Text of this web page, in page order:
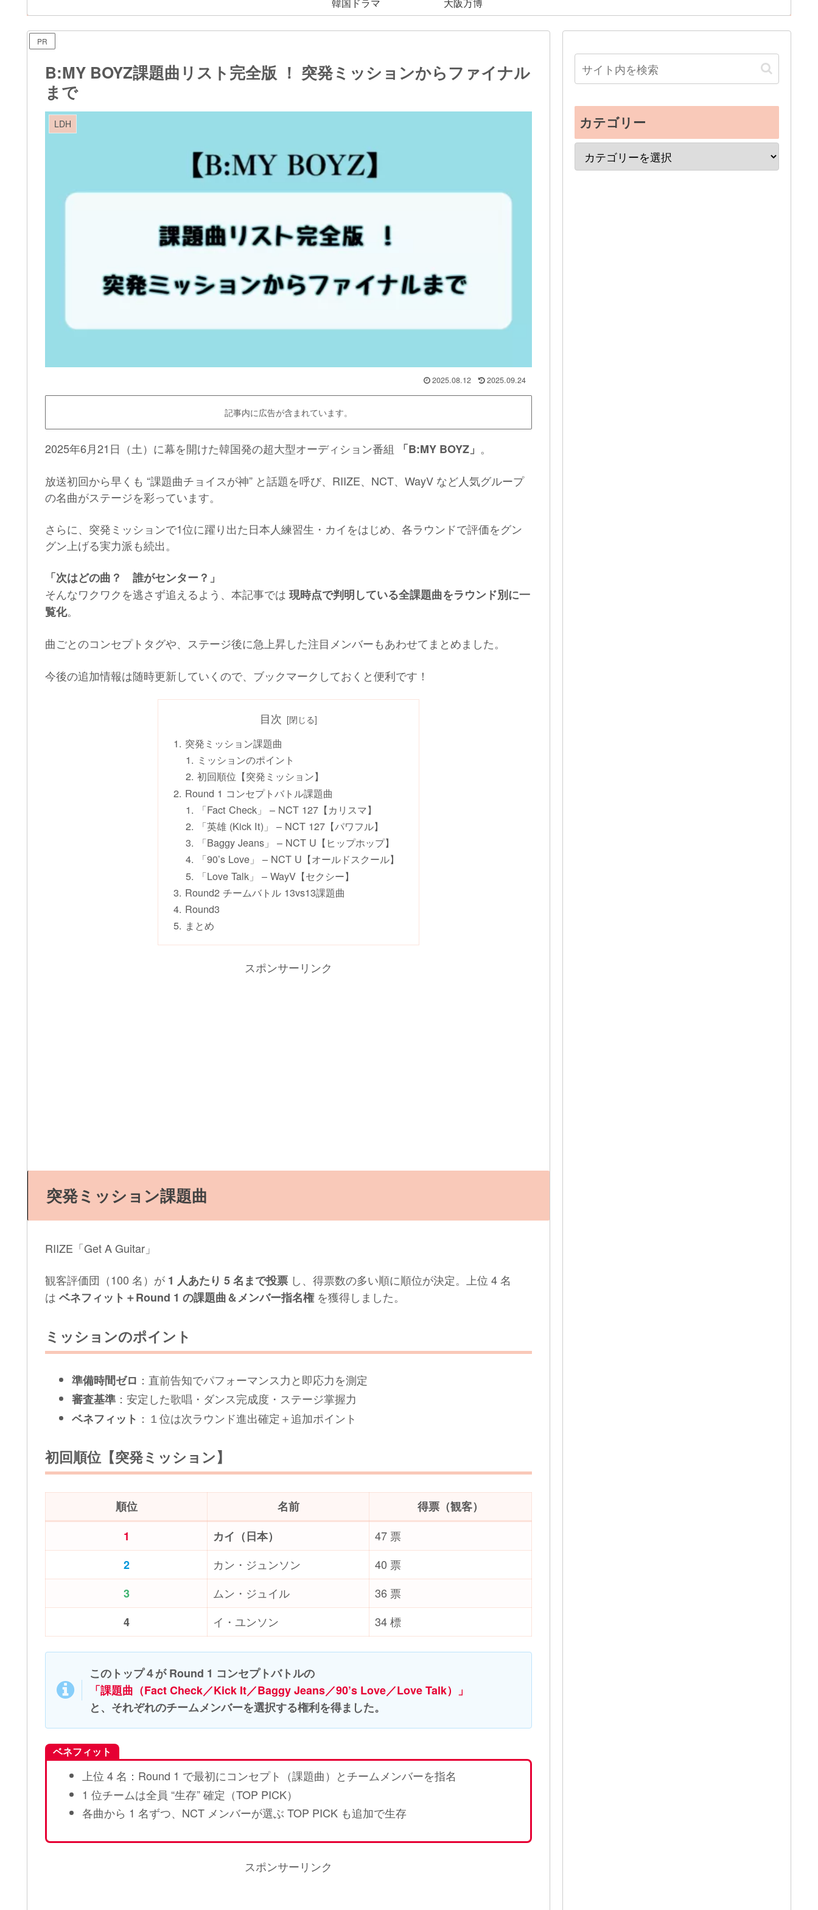
PR
B:MY BOYZ課題曲リスト完全版 ！ 突発ミッションからファイナル
まで
LDH
2025.08.12 2025.09.24
記事内に広告が含まれています。
2025年6月21日（土）に幕を開けた韓国発の超大型オーディション番組 「B:MY BOYZ」 。
放送初回から早くも “課題曲チョイスが神” と話題を呼び、RIIZE、NCT、WayV など人気グループ
の名曲がステージを彩っています。
さらに、突発ミッションで1位に躍り出た日本人練習生・カイをはじめ、各ラウンドで評価をグン
グン上げる実力派も続出。
「次はどの曲？ 誰がセンター？」
そんなワクワクを逃さず追えるよう、本記事では 現時点で判明している全課題曲をラウンド別に一
覧化。
曲ごとのコンセプトタグや、ステージ後に急上昇した注目メンバーもあわせてまとめました。
今後の追加情報は随時更新していくので、ブックマークしておくと便利です！
目次
突発ミッション課題曲
ミッションのポイント
初回順位【突発ミッション】
Round 1 コンセプトバトル課題曲
「Fact Check」 – NCT 127【カリスマ】
「英雄 (Kick It)」 – NCT 127【パワフル】
「Baggy Jeans」 – NCT U【ヒップホップ】
「90’s Love」 – NCT U【オールドスクール】
「Love Talk」 – WayV【セクシー】
Round2 チームバトル 13vs13課題曲
Round3
まとめ
スポンサーリンク
突発ミッション課題曲
RIIZE「Get A Guitar」
観客評価団（100 名）が 1 人あたり 5 名まで投票 し、得票数の多い順に順位が決定。上位 4 名
は ベネフィット＋Round 1 の課題曲＆メンバー指名権を獲得しました。
ミッションのポイント
準備時間ゼロ ：直前告知でパフォーマンス力と即応力を測定
審査基準：安定した歌唱・ダンス完成度・ステージ掌握力
ベネフィット ：１位は次ラウンド進出確定＋追加ポイント
初回順位【突発ミッション】
順位 名前
得票（観客）
1
カイ（日本）
47 票
2
カン・ジュンソン
40 票
3
ムン・ジュイル
36 票
4
イ・ユンソン 34 標
このトップ４が Round 1 コンセプトバトルの
「課題曲（Fact Check／Kick It／Baggy Jeans／90’s Love／Love Talk）」
と、それぞれのチームメンバーを選択する権利を得ました。
ベネフィット
上位 4 名：Round 1 で最初にコンセプト（課題曲）とチームメンバーを指名
1 位チームは全員 “生存” 確定（TOP PICK）
各曲から 1 名ずつ、NCT メンバーが選ぶ TOP PICK も追加で生存
スポンサーリンク
カテゴリー